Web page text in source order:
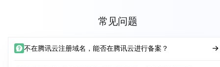
常见问题
不在腾讯云注册域名，能否在腾讯云进行备案？